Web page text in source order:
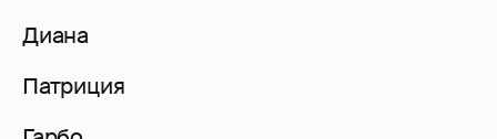
Диана
Патриция